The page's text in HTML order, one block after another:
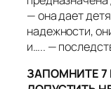
— она дает
надежности,
и….. —
ЗАПОМНИТЕ 7